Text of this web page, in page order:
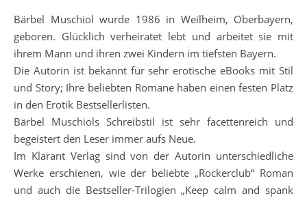
Bärbel Muschiol wurde 1986 in Weilheim, Oberbayern,
geboren. Glücklich verheiratet lebt und arbeitet sie mit
ihrem Mann und ihren zwei Kindern im tiefsten Bayern.
Die Autorin ist bekannt für sehr erotische eBooks mit Stil
und Story; Ihre beliebten Romane haben einen festen Platz
in den Erotik Bestsellerlisten.
Bärbel Muschiols Schreibstil ist sehr facettenreich und
begeistert den Leser immer aufs Neue.
Im Klarant Verlag sind von der Autorin unterschiedliche
Werke erschienen, wie der beliebte „Rockerclub“ Roman
und auch die Bestseller-Trilogien „Keep calm and spank